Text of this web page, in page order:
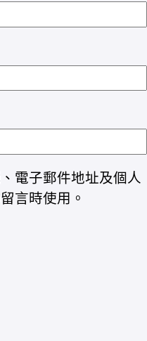
電子郵件地址及個人
言時使用。